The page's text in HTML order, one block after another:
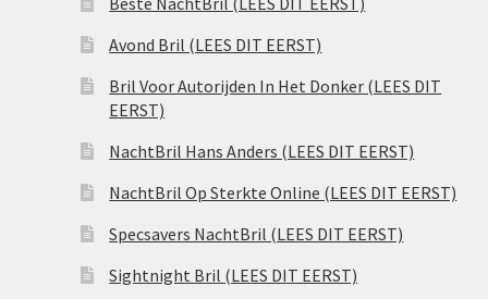
Avond Bril (LEES DIT EERST)
Bril Voor Autorijden In Het Donker (LEES DIT
EERST)
NachtBril Hans Anders (LEES DIT EERST)
NachtBril Op Sterkte Online (LEES DIT EERST)
Specsavers NachtBril (LEES DIT EERST)
Sightnight Bril (LEES DIT EERST)